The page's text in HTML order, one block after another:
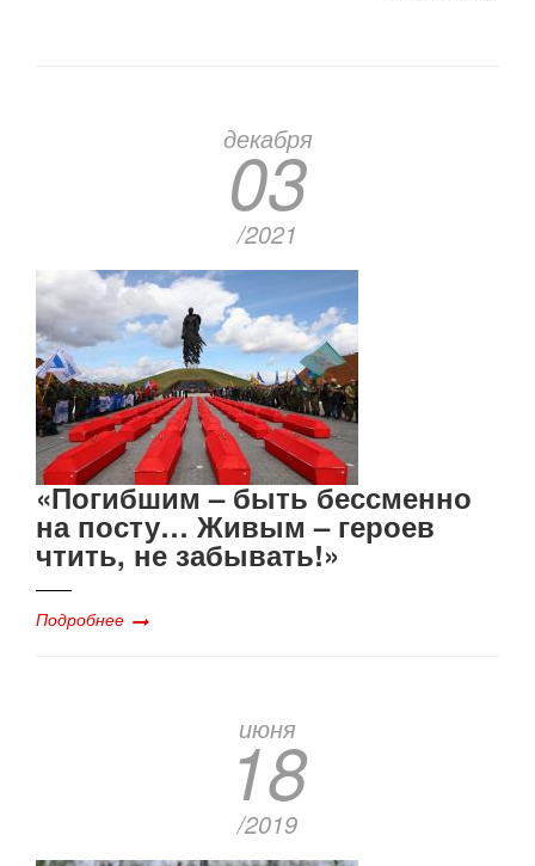
декабря
03
/2021
«Погибшим – быть бессменно
на посту… Живым – героев
чтить, не забывать!»
Подробнее
июня
18
/2019